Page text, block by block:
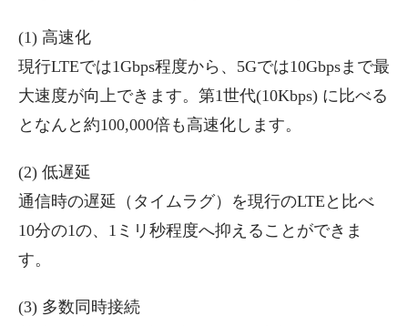
(1) 高速化
現行LTEでは1Gbps程度から、5Gでは10Gbpsまで最
大速度が向上できます。第1世代(10Kbps) に比べる
となんと約100,000倍も高速化します。
(2) 低遅延
通信時の遅延（タイムラグ）を現行のLTEと比べ
10分の1の、1ミリ秒程度へ抑えることができま
す。
(3) 多数同時接続